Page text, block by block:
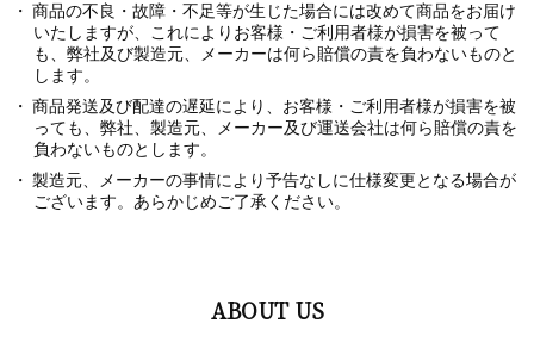
商品の不良・故障・不足等が生じた場合には改めて商品をお届け
いたしますが、これによりお客様・ご利用者様が損害を被って
も、弊社及び製造元、メーカーは何ら賠償の責を負わないものと
します。
商品発送及び配達の遅延により、お客様・ご利用者様が損害を被
っても、弊社、製造元、メーカー及び運送会社は何ら賠償の責を
負わないものとします。
製造元、メーカーの事情により予告なしに仕様変更となる場合が
ございます。あらかじめご了承ください。
ABOUT US